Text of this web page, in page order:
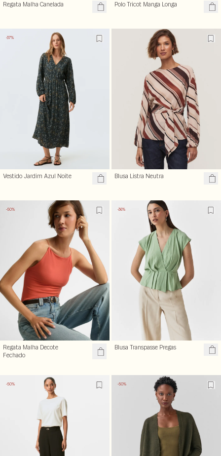
Regata Malha Canelada Polo Tricot Manga Longa
-37%
Vestido Jardim Azul Noite Blusa Listra Neutra
-50%
Regata Malha Decote
Fechado
-36%
Blusa Transpasse Pregas
-50% -50%